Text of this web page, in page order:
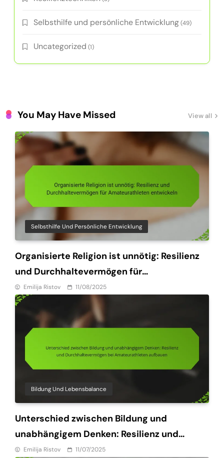
Selbsthilfe und persönliche Entwicklung(49)
Uncategorized (1)
View all
You May Have Missed
Selbsthilfe Und Persönliche Entwicklung
Organisierte Religion ist unnötig: Resilienz
und Durchhaltevermögen für
Amateurathleten entwickeln
Emilija Ristov 11/08/2025
Bildung Und Lebensbalance
Unterschied zwischen Bildung und
unabhängigem Denken: Resilienz und
Durchhaltevermögen bei Amateurathleten
Emilija Ristov 11/07/2025